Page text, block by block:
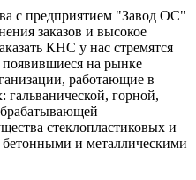
с предприятием "Завод ОС"
заказов и высокое
КНС у нас стремятся
на рынке
работающие в
горной,
стеклопластиковых и
и металлическими